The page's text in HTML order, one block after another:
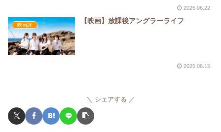
2025.06.22
映画評
【映画】放課後アングラーライフ
2025.06.15
シェアする